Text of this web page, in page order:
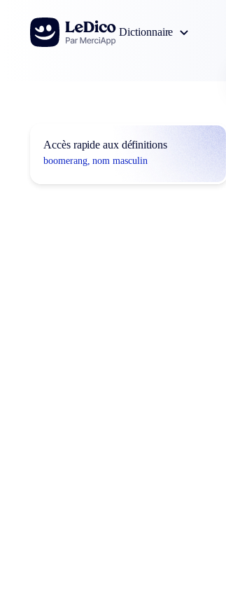
Aller au contenu
Dictionnaire
Accès rapide aux définitions
boomerang, nom masculin